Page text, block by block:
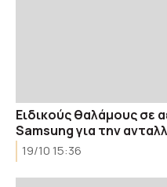
Ειδικούς θαλάμους σε
Samsung για την
19/10 15:36